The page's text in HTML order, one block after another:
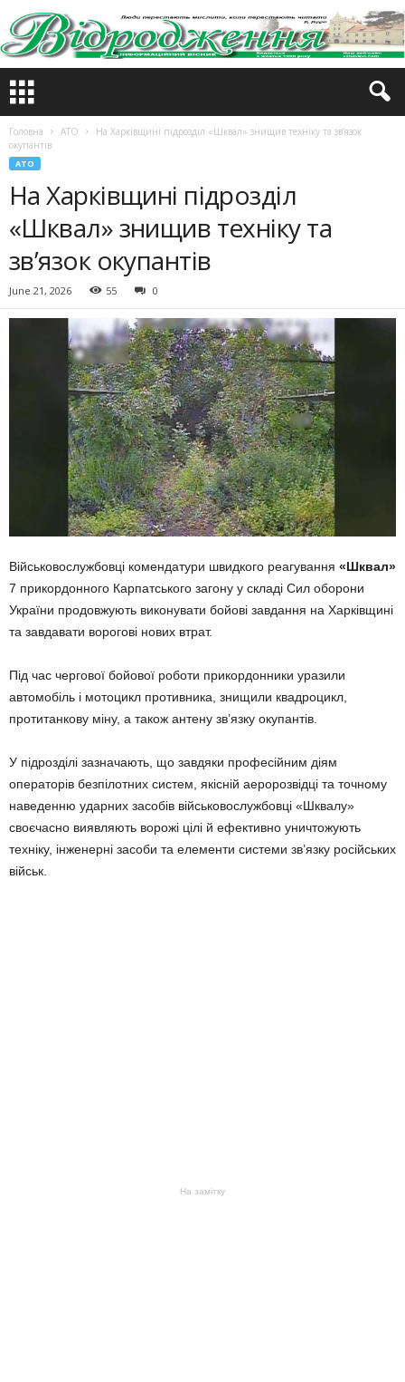
Головна АТО
На Харківщині підрозділ «Шквал» знищив техніку та зв’язок
окупантів
АТО
На Харківщині підрозділ
«Шквал» знищив техніку та
зв’язок окупантів
June 21, 2026 55 0
Військовослужбовці комендатури швидкого реагування «Шквал»
7 прикордонного Карпатського загону у складі Сил оборони
України продовжують виконувати бойові завдання на Харківщині
та завдавати ворогові нових втрат.
Під час чергової бойової роботи прикордонники уразили
автомобіль і мотоцикл противника, знищили квадроцикл,
протитанкову міну, а також антену зв’язку окупантів.
У підрозділі зазначають, що завдяки професійним діям
операторів безпілотних систем, якісній аеророзвідці та точному
наведенню ударних засобів військовослужбовці «Шквалу»
своєчасно виявляють ворожі цілі й ефективно уничтожують
техніку, інженерні засоби та елементи системи зв’язку російських
військ.
На замітку